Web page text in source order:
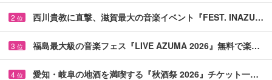
2 位 西川貴教に直撃、滋賀最大の音楽イベント『FEST. INAZU…
3 位 福島最大級の音楽フェス『LIVE AZUMA 2026』無料で楽…
4 位 愛知・岐阜の地酒を満喫する『秋酒祭 2026』チケット一…